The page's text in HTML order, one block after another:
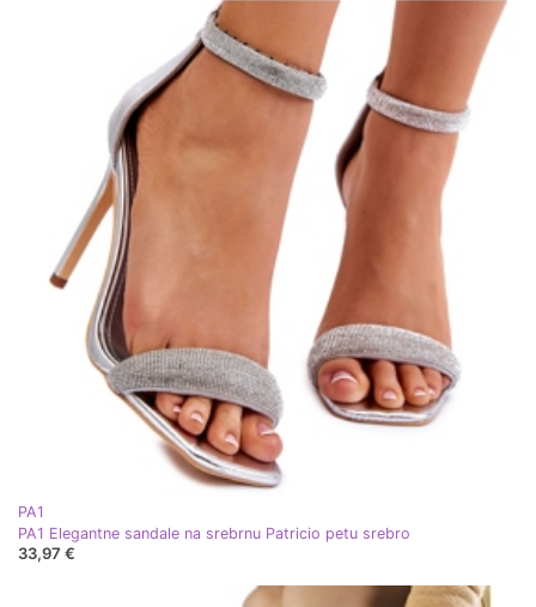
PA1
PA1 Elegantne sandale na srebrnu Patricio petu srebro
33,97 €